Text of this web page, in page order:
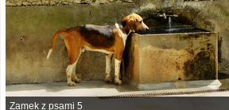
Zamek z psami 5